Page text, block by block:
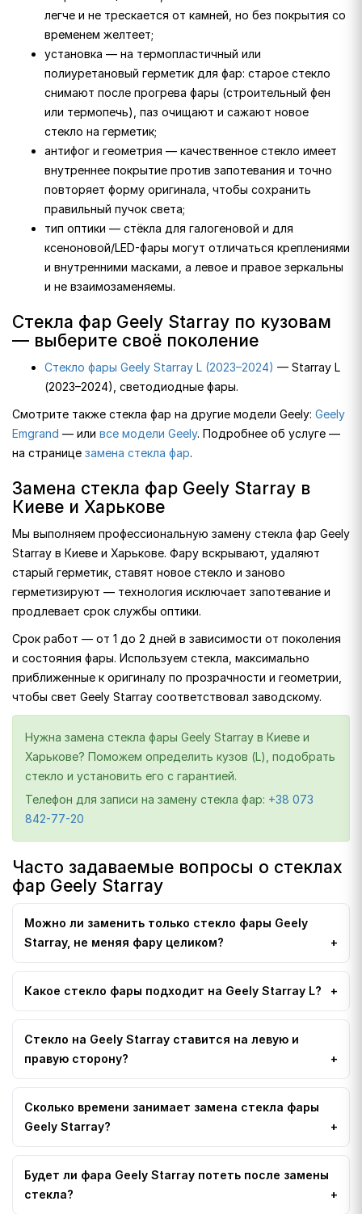
легче и не трескается от камней, но без покрытия со
временем желтеет;
установка — на термопластичный или
полиуретановый герметик для фар: старое стекло
снимают после прогрева фары (строительный фен
или термопечь), паз очищают и сажают новое
стекло на герметик;
антифог и геометрия — качественное стекло имеет
внутреннее покрытие против запотевания и точно
повторяет форму оригинала, чтобы сохранить
правильный пучок света;
тип оптики — стёкла для галогеновой и для
ксеноновой/LED-фары могут отличаться креплениями
и внутренними масками, а левое и правое зеркальны
и не взаимозаменяемы.
Стекла фар Geely Starray по кузовам
— выберите своё поколение
Стекло фары Geely Starray L (2023–2024) — Starray L
(2023–2024), светодиодные фары.
Смотрите также стекла фар на другие модели Geely: Geely
Emgrand — или все модели Geely. Подробнее об услуге —
на странице замена стекла фар.
Замена стекла фар Geely Starray в
Киеве и Харькове
Мы выполняем профессиональную замену стекла фар Geely
Starray в Киеве и Харькове. Фару вскрывают, удаляют
старый герметик, ставят новое стекло и заново
герметизируют — технология исключает запотевание и
продлевает срок службы оптики.
Срок работ — от 1 до 2 дней в зависимости от поколения
и состояния фары. Используем стекла, максимально
приближенные к оригиналу по прозрачности и геометрии,
чтобы свет Geely Starray соответствовал заводскому.
Нужна замена стекла фары Geely Starray в Киеве и
Харькове? Поможем определить кузов (L), подобрать
стекло и установить его с гарантией.
Телефон для записи на замену стекла фар: +38 073
842-77-20
Часто задаваемые вопросы о стеклах
фар Geely Starray
Можно ли заменить только стекло фары Geely
Starray, не меняя фару целиком?
Какое стекло фары подходит на Geely Starray L?
Стекло на Geely Starray ставится на левую и
правую сторону?
Сколько времени занимает замена стекла фары
Geely Starray?
Будет ли фара Geely Starray потеть после замены
стекла?